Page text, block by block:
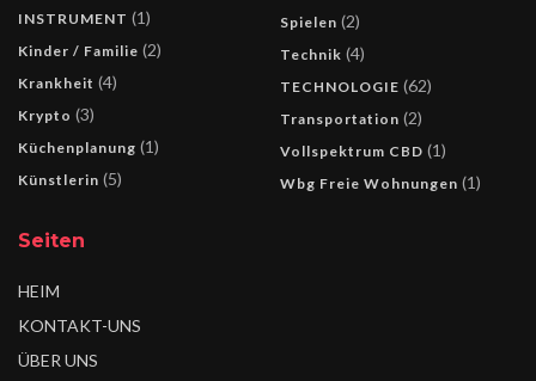
INSTRUMENT (1)
Kinder / Familie (2)
Krankheit (4)
Krypto (3)
Küchenplanung (1)
Künstlerin (5)
Spielen (2)
Technik (4)
TECHNOLOGIE (62)
Transportation (2)
Vollspektrum CBD (1)
Wbg Freie Wohnungen (1)
Seiten
HEIM
KONTAKT-UNS
ÜBER UNS